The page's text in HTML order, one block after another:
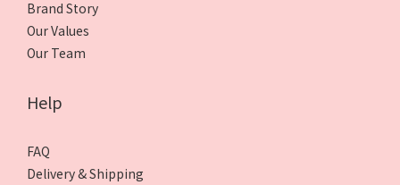
Brand Story
Our Values
Our Team
Help
FAQ
Delivery & Shipping